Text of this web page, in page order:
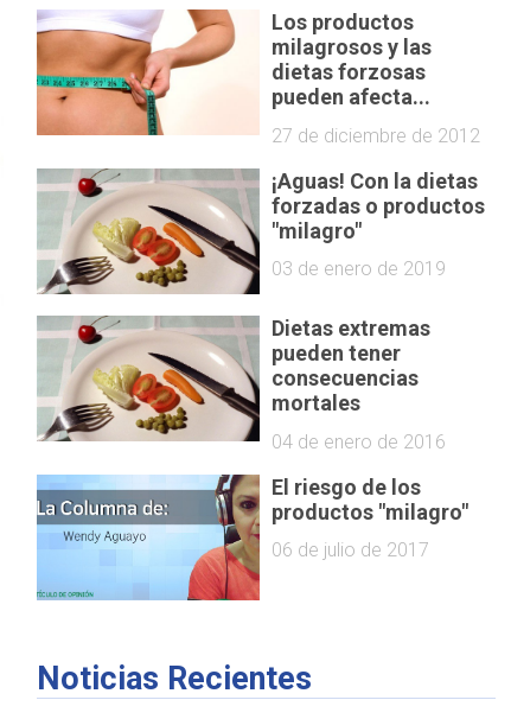
Los productos
milagrosos y las
dietas forzosas
pueden afecta...
27 de diciembre de 2012
¡Aguas! Con la dietas
forzadas o productos
"milagro"
03 de enero de 2019
Dietas extremas
pueden tener
consecuencias
mortales
04 de enero de 2016
El riesgo de los
productos "milagro"
06 de julio de 2017
Noticias Recientes